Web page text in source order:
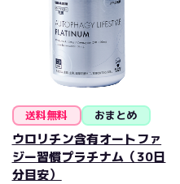
送料無料 おまとめ
ウロリチン含有オートファ
ジー習慣プラチナム（30日
分目安）